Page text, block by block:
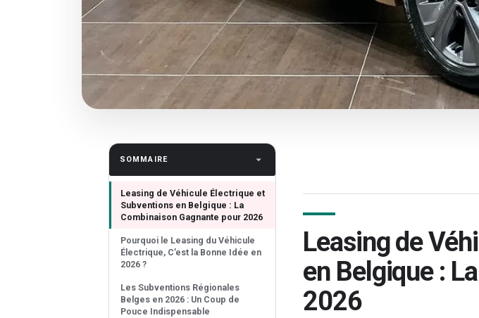
SOMMAIRE
Leasing de Véhicule Électrique et
Subventions en Belgique : La
Combinaison Gagnante pour 2026
Pourquoi le Leasing du Véhicule
Électrique, C’est la Bonne Idée en
2026 ?
Les Subventions Régionales
Belges en 2026 : Un Coup de
Pouce Indispensable
Leasing de
en Belgique :
2026